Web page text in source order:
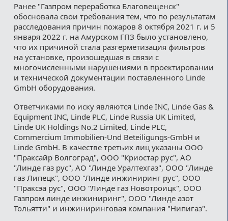
Ранее "Газпром переработка Благовещенск"
обосновала свои требования тем, что по результатам
расследования причин пожаров 8 октября 2021 г. и 5
января 2022 г. на Амурском ГПЗ было установлено,
что их причиной стала разгерметизация фильтров
на установке, произошедшая в связи с
многочисленными нарушениями в проектировании
и технической документации поставленного Linde
GmbH оборудования.
Ответчиками по иску являются Linde INC, Linde Gas &
Equipment INC, Linde PLC, Linde Russia UK Limited,
Linde UK Holdings No.2 Limited, Linde PLC,
Commercium Immobilien-Und Beteiligungs-GmbH и
Linde GmbH. В качестве третьих лиц указаны ООО
"Праксайр Волгоград", ООО "Криостар рус", АО
"Линде газ рус", АО "Линде Уралтехгаз", ООО "Линде
газ Липецк", ООО "Линде инжиниринг рус", ООО
"Праксэа рус", ООО "Линде газ Новотроицк", ООО
Газпром линде инжиниринг", ООО "Линде азот
Тольятти" и инжиниринговая компания "Нипигаз".